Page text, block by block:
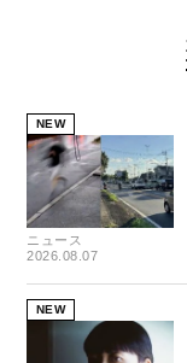
NEW
ニュース
2026.08.07
NEW